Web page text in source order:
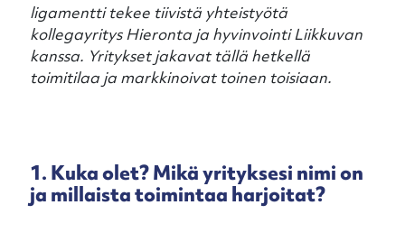
ligamentti tekee tiivistä yhteistyötä
kollegayritys Hieronta ja hyvinvointi Liikkuvan
kanssa. Yritykset jakavat tällä hetkellä
toimitilaa ja markkinoivat toinen toisiaan.
1. Kuka olet? Mikä yrityksesi nimi on
ja millaista toimintaa harjoitat?